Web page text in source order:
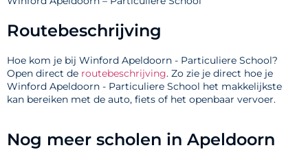
Routebeschrijving
Hoe kom je bij Winford Apeldoorn - Particuliere School?
Open direct de routebeschrijving. Zo zie je direct hoe je
Winford Apeldoorn - Particuliere School het makkelijkste
kan bereiken met de auto, fiets of het openbaar vervoer.
Nog meer scholen in Apeldoorn